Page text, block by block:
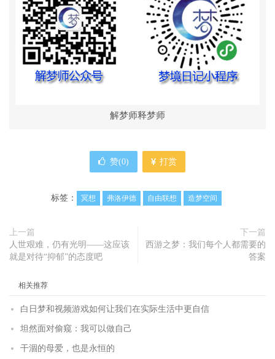
解梦师释梦师
赞(0) 打赏
标签： 冥想 弗洛伊德 自由联想 造梦空间
上一篇
人世艰难，仍有光明——这应该
就是对待“抑郁”的态度吧
下一篇
西游之梦：我们每个人都需要的
答案
相关推荐
白日梦和视频游戏如何让我们在实际生活中更自信
坦然面对偷窥：我可以做自己
干涸的母爱，也是永恒的